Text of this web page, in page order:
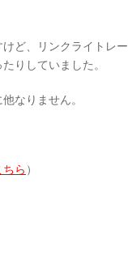
ど、リンクライトレ
りしていました。
なりません。
ら ）